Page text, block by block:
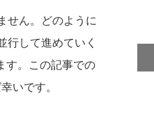
せん。どのように
して進めていく
す。この記事での
いです。